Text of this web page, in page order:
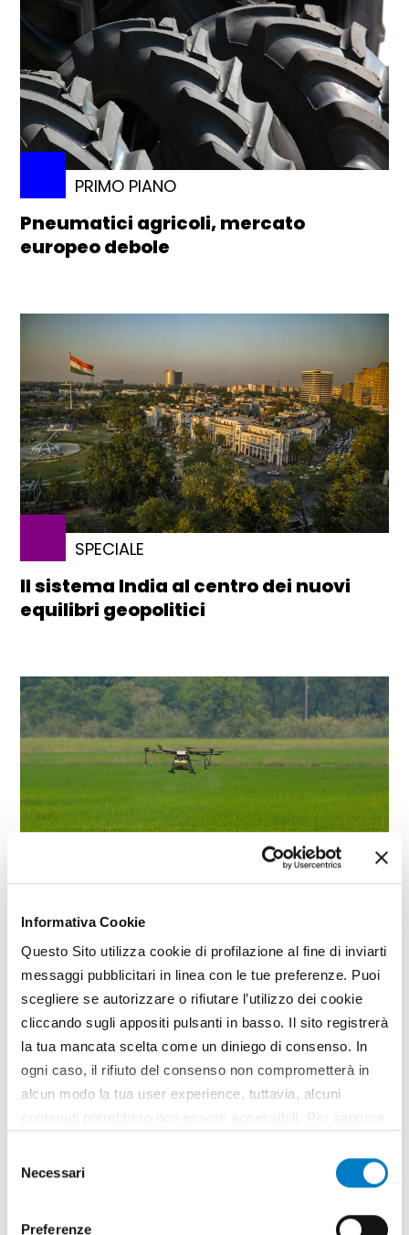
Informativa Cookie
Questo Sito utilizza cookie di profilazione al fine di inviarti
messaggi pubblicitari in linea con le tue preferenze. Puoi
scegliere se autorizzare o rifiutare l’utilizzo dei cookie
cliccando sugli appositi pulsanti in basso. Il sito registrerà
la tua mancata scelta come un diniego di consenso. In
ogni caso, il rifiuto del consenso non comprometterà in
alcun modo la tua user experience, tuttavia, alcuni
contenuti potrebbero non essere accessibili. Per saperne
all’utilizzo di tutti, o solamente di alcuni di essi, ti
delNecessari
Preferenze
PRIMO PIANO
Pneumatici agricoli, mercato
europeo debole
SPECIALE
Il sistema India al centro dei nuovi
equilibri geopolitici
SPECIALE
L'India accelera la modernizzazione
dell'economia agricola